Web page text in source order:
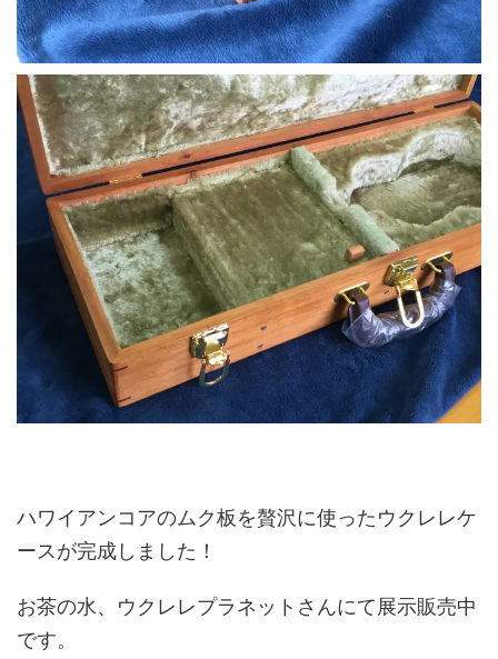
ハワイアンコアのムク板を贅沢に使ったウクレレケ
ースが完成しました！
お茶の水、ウクレレプラネットさんにて展示販売中
です。